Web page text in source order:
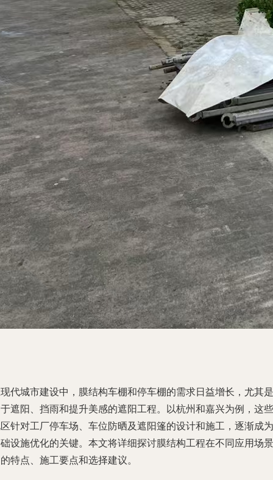
代城市建设中，膜结构车棚和停车棚的需求日益增长，尤其是
遮阳、挡雨和提升美感的遮阳工程。以杭州和嘉兴为例，这些
针对工厂停车场、车位防晒及遮阳篷的设计和施工，逐渐成为
设施优化的关键。本文将详细探讨膜结构工程在不同应用场景
特点、施工要点和选择建议。